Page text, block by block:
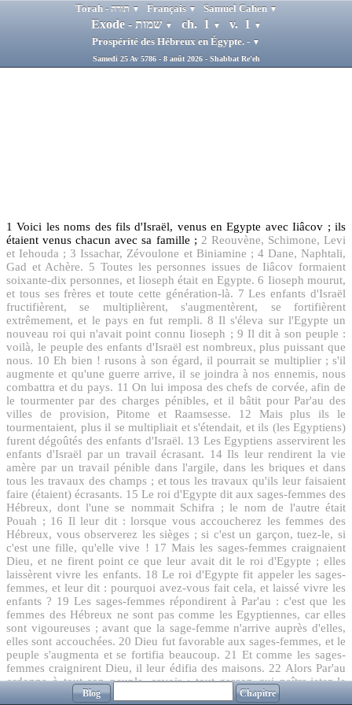
▼ Français ▼ Samuel Cahen ▼
Exode - שמות ▼ ch. 1 ▼ v. 1 ▼
Prospérité des Hébreux en Égypte. - ▼
Samedi 25 Av 5786 - 8 août 2026 - Shabbat Re'eh
1 Voici les noms des fils d'Israël, venus en Egypte avec Iiâcov ; ils
étaient venus chacun avec sa famille ; 2 Reouvène, Schimone, Levi
et Iehouda ; 3 Issachar, Zévoulone et Biniamine ; 4 Dane, Naphtali,
Gad et Achère. 5 Toutes les personnes issues de Iiâcov formaient
soixante-dix personnes, et Iioseph était en Egypte. 6 Iioseph mourut,
et tous ses frères et toute cette génération-là. 7 Les enfants d'Israël
fructifièrent, se multiplièrent, s'augmentèrent, se fortifièrent
extrêmement, et le pays en fut rempli. 8 Il s'éleva sur l'Egypte un
nouveau roi qui n'avait point connu Iioseph ; 9 Il dit à son peuple :
voilà, le peuple des enfants d'Israël est nombreux, plus puissant que
nous. 10 Eh bien ! rusons à son égard, il pourrait se multiplier ; s'il
augmente et qu'une guerre arrive, il se joindra à nos ennemis, nous
combattra et du pays. 11 On lui imposa des chefs de corvée, afin de
le tourmenter par des charges pénibles, et il bâtit pour Par'au des
villes de provision, Pitome et Raamsesse.
12
Mais plus ils le
tourmentaient, plus il se multipliait et s'étendait, et ils (les Egyptiens)
furent dégoûtés des enfants d'Israël. 13 Les Egyptiens asservirent les
enfants d'Israël par un travail écrasant. 14 Ils leur rendirent la vie
amère par un travail pénible dans l'argile, dans les briques et dans
tous les travaux des champs ; et tous les travaux qu'ils leur faisaient
faire (étaient) écrasants. 15 Le roi d'Egypte dit aux sages-femmes des
Hébreux, dont l'une se nommait Schifra ; le nom de l'autre était
Pouah ; 16 Il leur dit : lorsque vous accoucherez les femmes des
Hébreux, vous observerez les sièges ; si c'est un garçon, tuez-le, si
c'est une fille, qu'elle vive ! 17 Mais les sages-femmes craignaient
Dieu, et ne firent point ce que leur avait dit le roi d'Egypte ; elles
laissèrent vivre les enfants. 18 Le roi d'Egypte fit appeler les sages-
femmes, et leur dit : pourquoi avez-vous fait cela, et laissé vivre les
enfants ? 19 Les sages-femmes répondirent à Par'au : c'est que les
femmes des Hébreux ne sont pas comme les Egyptiennes, car elles
sont vigoureuses ; avant que la sage-femme n'arrive auprès d'elles,
elles sont accouchées. 20 Dieu fut favorable aux sages-femmes, et le
peuple s'augmenta et se fortifia beaucoup. 21 Et comme les sages-
femmes craignirent Dieu, il leur édifia des maisons. 22 Alors Par'au
ordonna à tout son peuple, savoir : tout garçon qui naîtra,jetez-le
dans le fleuve, et toute fille, laissez-la vivre.
Blog Chapitre